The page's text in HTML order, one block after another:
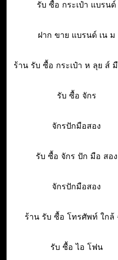
รับ ซื้อ กระเป๋า แบรนด์
ฝาก ขาย แบรนด์ เน ม
ร้าน รับ ซื้อ กระเป๋า ห ลุย ส์
รับ ซื้อ จักร
จักรปักมือสอง
รับ ซื้อ จักร ปัก มือ สอง
จักรปักมือสอง
ร้าน รับ ซื้อ โทรศัพท์ ใกล้
รับ ซื้อ ไอ โฟน